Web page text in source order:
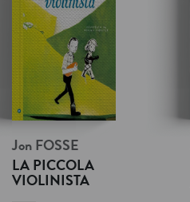
Jon FOSSE
LA PICCOLA
VIOLINISTA